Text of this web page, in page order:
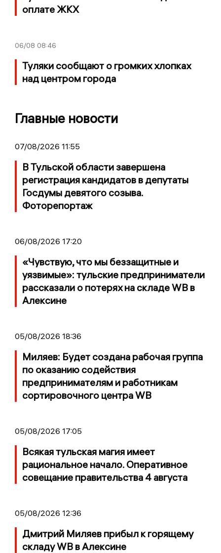
оплате ЖКХ
06/08 08:46
Туляки сообщают о громких хлопках
над центром города
Главные новости
07/08/2026 11:55
В Тульской области завершена
регистрация кандидатов в депутаты
Госдумы девятого созыва.
Фоторепортаж
06/08/2026 17:20
«Чувствую, что мы беззащитные и
уязвимые»: тульские предприниматели
рассказали о потерях на складе WB в
Алексине
05/08/2026 18:36
Миляев: Будет создана рабочая группа
по оказанию содействия
предпринимателям и работникам
сортировочного центра WB
05/08/2026 17:05
Всякая тульская магия имеет
рациональное начало. Оперативное
совещание правительства 4 августа
05/08/2026 12:36
Дмитрий Миляев прибыл к горящему
складу WB в Алексине